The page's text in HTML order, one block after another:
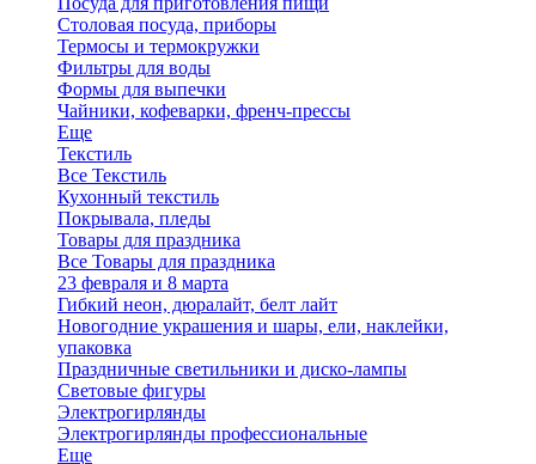
Столовая посуда, приборы
Термосы и термокружки
Фильтры для воды
Формы для выпечки
Чайники, кофеварки, френч-прессы
Еще
Текстиль
Все Текстиль
Кухонный текстиль
Покрывала, пледы
Товары для праздника
Все Товары для праздника
23 февраля и 8 марта
Гибкий неон, дюралайт, белт лайт
Новогодние украшения и шары, ели, наклейки,
упаковка
Праздничные светильники и диско-лампы
Световые фигуры
Электрогирлянды
Электрогирлянды профессиональные
Еще